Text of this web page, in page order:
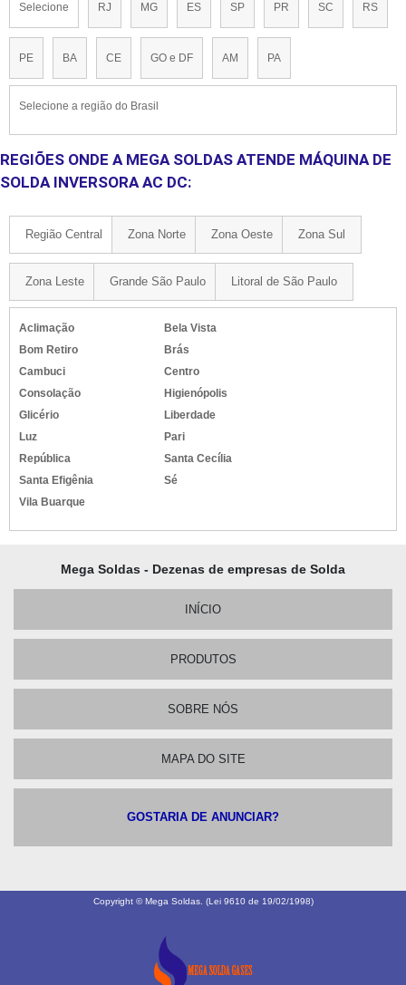
Selecione RJ MG ES SP PR SC RS
PE BA CE GO e DF AM PA
Selecione a região do Brasil
REGIÕES ONDE A MEGA SOLDAS ATENDE MÁQUINA DE
SOLDA INVERSORA AC DC:
Região Central Zona Norte Zona Oeste Zona Sul
Zona Leste Grande São Paulo Litoral de São Paulo
Aclimação
Bela Vista
Bom Retiro
Brás
Cambuci
Centro
Consolação
Higienópolis
Glicério
Liberdade
Luz
Pari
República
Santa Cecília
Santa Efigênia
Sé
Vila Buarque
Mega Soldas - Dezenas de empresas de Solda
INÍCIO
PRODUTOS
SOBRE NÓS
MAPA DO SITE
GOSTARIA DE ANUNCIAR?
Copyright © Mega Soldas. (Lei 9610 de 19/02/1998)